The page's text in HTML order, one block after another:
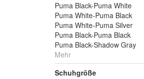
Puma Black-Puma White
Puma White-Puma Black
Puma White-Puma Silver
Puma Black-Puma Black
Puma Black-Shadow Gray
Mehr
Schuhgröße